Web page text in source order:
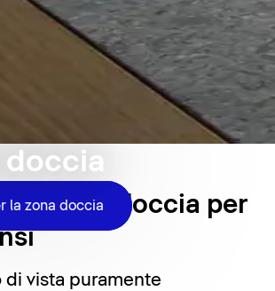
doccia
la zona doccia
sotto la doccia per
di vista puramente